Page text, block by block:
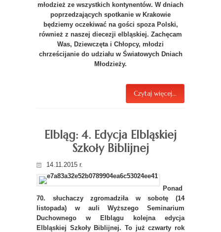
młodzież ze wszystkich kontynentów. W dniach
poprzedzających spotkanie w Krakowie
będziemy oczekiwać na gości spoza Polski,
również z naszej diecezji elbląskiej. Zachęcam
Was, Dziewczęta i Chłopcy, młodzi
chrześcijanie do udziału w Światowych Dniach
Młodzieży.
Czytaj więcej...
Elbląg: 4. Edycja Elbląskiej
Szkoły Biblijnej
14.11.2015 r.
Ponad
70. słuchaczy zgromadziła w sobotę (14
listopada) w auli Wyższego Seminarium
Duchownego w Elblągu kolejna edycja
Elbląskiej Szkoły Biblijnej. To już czwarty rok